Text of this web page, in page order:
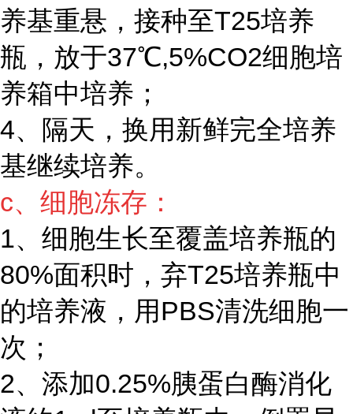
养基重悬，接种至T25培养
瓶，放于37℃,5%CO2细胞培
养箱中培养；
4、隔天，换用新鲜完全培养
基继续培养。
c、细胞冻存：
1、细胞生长至覆盖培养瓶的
80%面积时，弃T25培养瓶中
的培养液，用PBS清洗细胞一
次；
2、添加0.25%胰蛋白酶消化